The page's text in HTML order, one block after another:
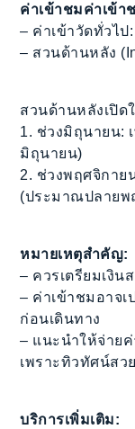
ค่าเข้าชมค่าเข้า
– ค่าเข้าวัดทั่วไป:
– สวนด้านหลัง
สวนด้านหลังเปิด
1. ช่วงมิถุนายน:
มิถุนายน)
2. ช่วงพฤศจิกาย
(ประมาณปลายพ
หมายเหตุสำคัญ:
– ควรเตรียมเงิน
– ค่าเข้าชมอาจ
ก่อนเดินทาง
– แนะนำให้จ่าย
เพราะทิวทัศน์สว
บริการเพิ่มเติม: